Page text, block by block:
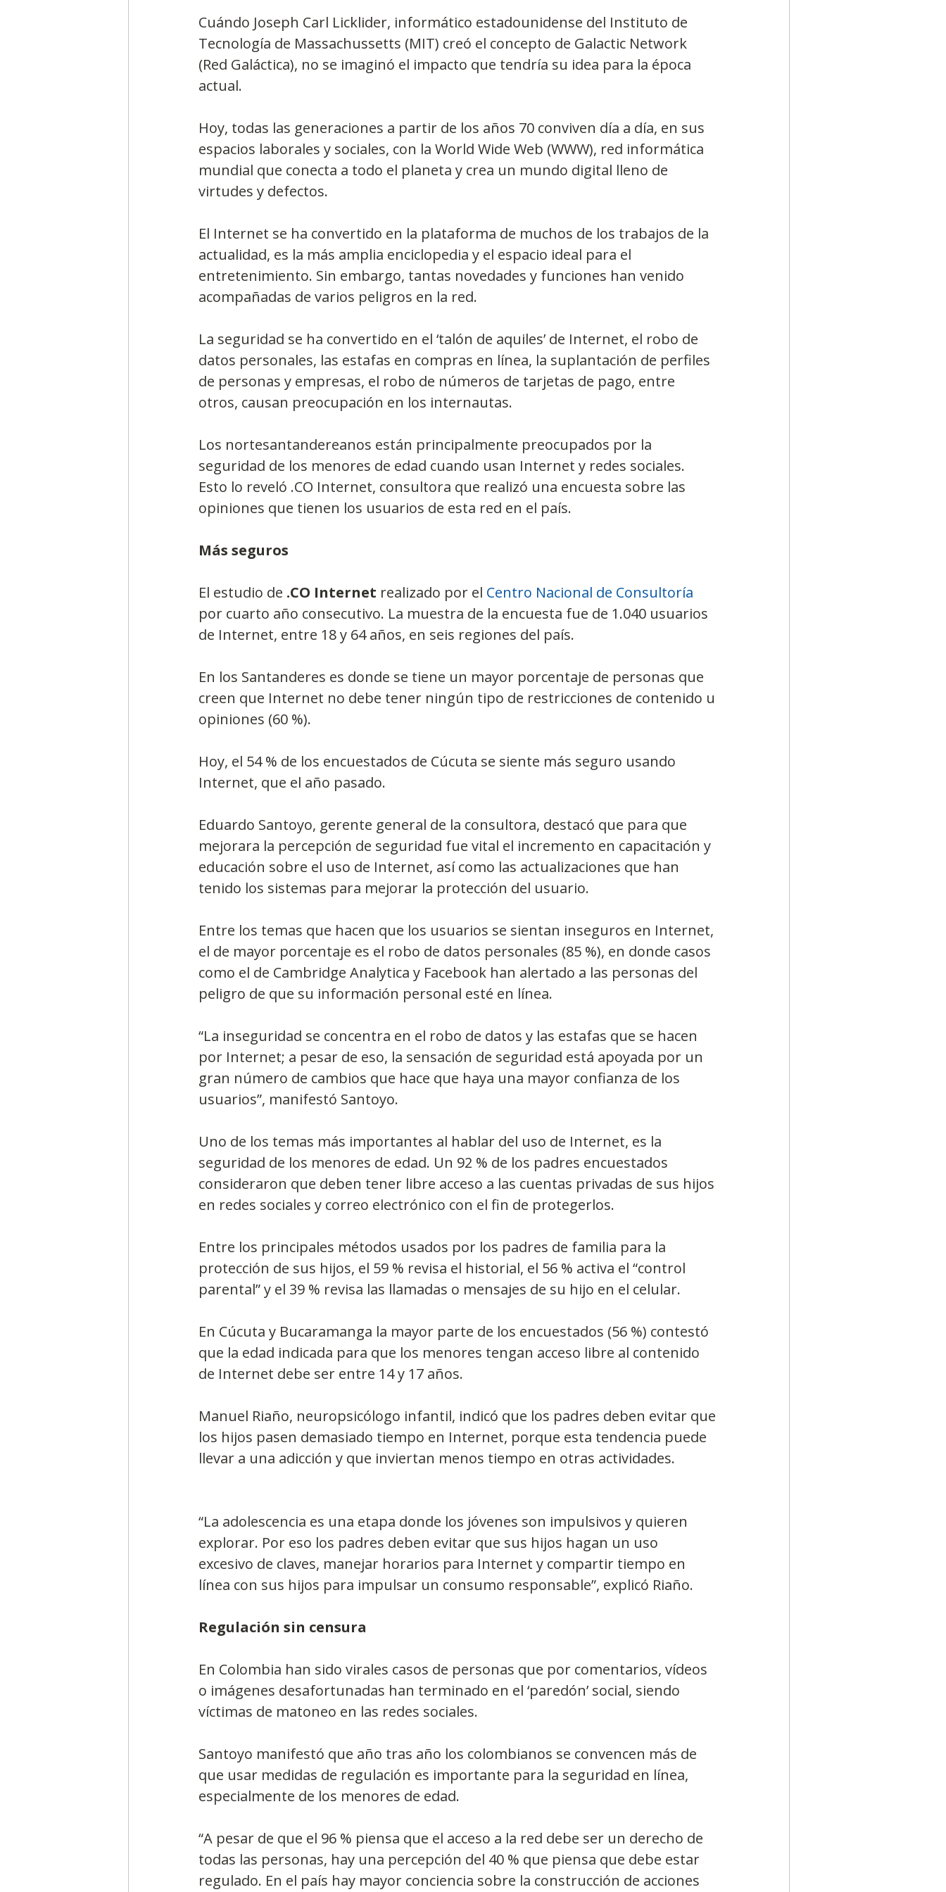
Cuándo Joseph Carl Licklider, informático estadounidense del Instituto de
Tecnología de Massachussetts (MIT) creó el concepto de Galactic Network
(Red Galáctica), no se imaginó el impacto que tendría su idea para la época
actual.
Hoy, todas las generaciones a partir de los años 70 conviven día a día, en sus
espacios laborales y sociales, con la World Wide Web (WWW), red informática
mundial que conecta a todo el planeta y crea un mundo digital lleno de
virtudes y defectos.
El Internet se ha convertido en la plataforma de muchos de los trabajos de la
actualidad, es la más amplia enciclopedia y el espacio ideal para el
entretenimiento. Sin embargo, tantas novedades y funciones han venido
acompañadas de varios peligros en la red.
La seguridad se ha convertido en el ‘talón de aquiles’ de Internet, el robo de
datos personales, las estafas en compras en línea, la suplantación de perfiles
de personas y empresas, el robo de números de tarjetas de pago, entre
otros, causan preocupación en los internautas.
Los nortesantandereanos están principalmente preocupados por la
seguridad de los menores de edad cuando usan Internet y redes sociales.
Esto lo reveló .CO Internet, consultora que realizó una encuesta sobre las
opiniones que tienen los usuarios de esta red en el país.
Más seguros
El estudio de .CO Internet realizado por el Centro Nacional de Consultoría
por cuarto año consecutivo. La muestra de la encuesta fue de 1.040 usuarios
de Internet, entre 18 y 64 años, en seis regiones del país.
En los Santanderes es donde se tiene un mayor porcentaje de personas que
creen que Internet no debe tener ningún tipo de restricciones de contenido u
opiniones (60 %).
Hoy, el 54 % de los encuestados de Cúcuta se siente más seguro usando
Internet, que el año pasado.
Eduardo Santoyo, gerente general de la consultora, destacó que para que
mejorara la percepción de seguridad fue vital el incremento en capacitación y
educación sobre el uso de Internet, así como las actualizaciones que han
tenido los sistemas para mejorar la protección del usuario.
Entre los temas que hacen que los usuarios se sientan inseguros en Internet,
el de mayor porcentaje es el robo de datos personales (85 %), en donde casos
como el de Cambridge Analytica y Facebook han alertado a las personas del
peligro de que su información personal esté en línea.
“La inseguridad se concentra en el robo de datos y las estafas que se hacen
por Internet; a pesar de eso, la sensación de seguridad está apoyada por un
gran número de cambios que hace que haya una mayor confianza de los
usuarios”, manifestó Santoyo.
Uno de los temas más importantes al hablar del uso de Internet, es la
seguridad de los menores de edad. Un 92 % de los padres encuestados
consideraron que deben tener libre acceso a las cuentas privadas de sus hijos
en redes sociales y correo electrónico con el fin de protegerlos.
Entre los principales métodos usados por los padres de familia para la
protección de sus hijos, el 59 % revisa el historial, el 56 % activa el “control
parental” y el 39 % revisa las llamadas o mensajes de su hijo en el celular.
En Cúcuta y Bucaramanga la mayor parte de los encuestados (56 %) contestó
que la edad indicada para que los menores tengan acceso libre al contenido
de Internet debe ser entre 14 y 17 años.
Manuel Riaño, neuropsicólogo infantil, indicó que los padres deben evitar que
los hijos pasen demasiado tiempo en Internet, porque esta tendencia puede
llevar a una adicción y que inviertan menos tiempo en otras actividades.
“La adolescencia es una etapa donde los jóvenes son impulsivos y quieren
explorar. Por eso los padres deben evitar que sus hijos hagan un uso
excesivo de claves, manejar horarios para Internet y compartir tiempo en
línea con sus hijos para impulsar un consumo responsable”, explicó Riaño.
Regulación sin censura
En Colombia han sido virales casos de personas que por comentarios, vídeos
o imágenes desafortunadas han terminado en el ‘paredón’ social, siendo
víctimas de matoneo en las redes sociales.
Santoyo manifestó que año tras año los colombianos se convencen más de
que usar medidas de regulación es importante para la seguridad en línea,
especialmente de los menores de edad.
“A pesar de que el 96 % piensa que el acceso a la red debe ser un derecho de
todas las personas, hay una percepción del 40 % que piensa que debe estar
regulado. En el país hay mayor conciencia sobre la construcción de acciones